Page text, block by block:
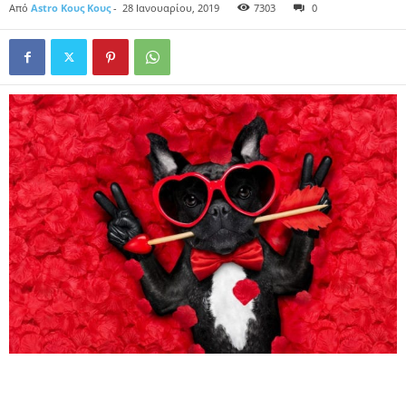
Από Astro Κους Κους- 28 Ιανουαρίου, 2019 7303 0